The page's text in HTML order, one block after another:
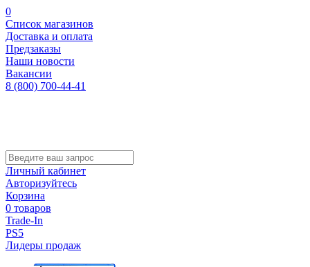
0
Список магазинов
Доставка и оплата
Предзаказы
Наши новости
Вакансии
8 (800) 700-44-41
Личный кабинет
Авторизуйтесь
Корзина
0 товаров
Trade-In
PS5
Лидеры продаж